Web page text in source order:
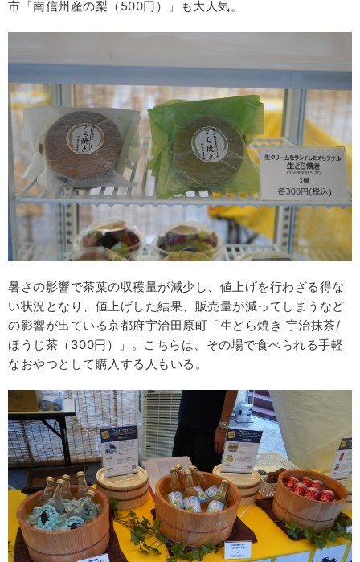
市「南信州産の梨（500円）」も大人気。
暑さの影響で茶葉の収穫量が減少し、値上げを行わざる得な
い状況となり、値上げした結果、販売量が減ってしまうなど
の影響が出ている京都府宇治田原町「生どら焼き 宇治抹茶/
ほうじ茶（300円）」。こちらは、その場で食べられる手軽
なおやつとして購入する人もいる。